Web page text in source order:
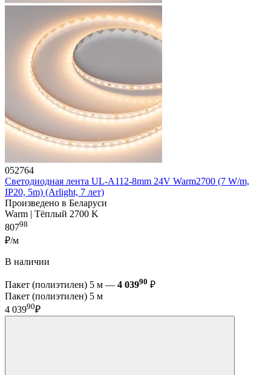
052764
Светодиодная лента UL-A112-8mm 24V Warm2700 (7 W/m,
IP20, 5m) (Arlight, 7 лет)
Произведено в Беларуси
Warm | Тёплый 2700 K
80798
₽/м
В наличии
Пакет (полиэтилен) 5 м — 4 03990 ₽
Пакет (полиэтилен) 5 м
4 03990₽